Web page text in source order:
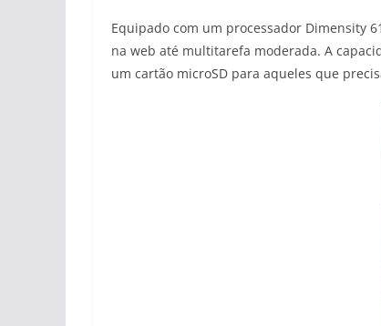
Equipado com um processador Dimensity
na web até multitarefa moderada. A
um cartão microSD para aqueles que